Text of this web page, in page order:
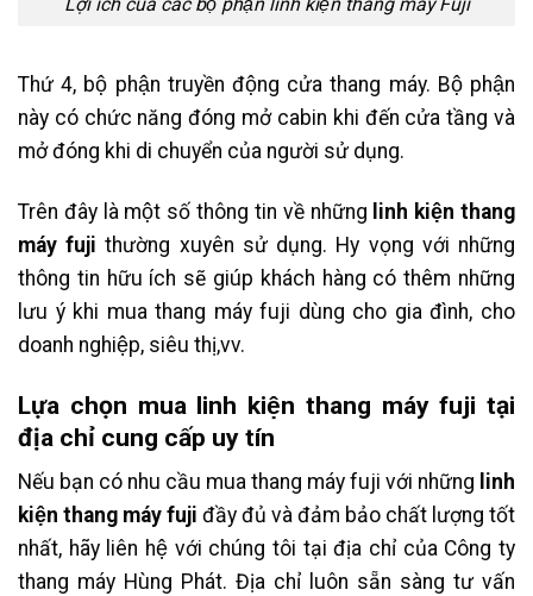
Thứ 4, bộ phận truyền động cửa thang máy. Bộ phận
này có chức năng đóng mở cabin khi đến cửa tầng và
mở đóng khi di chuyển của người sử dụng.
Trên đây là một số thông tin về những linh kiện thang
máy fuji thường xuyên sử dụng. Hy vọng với những
thông tin hữu ích sẽ giúp khách hàng có thêm những
lưu ý khi mua thang máy fuji dùng cho gia đình, cho
doanh nghiệp, siêu thị,vv.
Lựa chọn mua linh kiện thang máy fuji tại
địa chỉ cung cấp uy tín
Nếu bạn có nhu cầu mua thang máy fuji với những linh
kiện thang máy fuji đầy đủ và đảm bảo chất lượng tốt
nhất, hãy liên hệ với chúng tôi tại địa chỉ của Công ty
thang máy Hùng Phát. Địa chỉ luôn sẵn sàng tư vấn